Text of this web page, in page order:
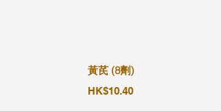
黃芪 (8劑)
HK$10.40